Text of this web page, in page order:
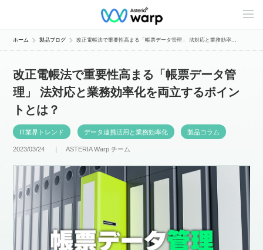
C
n
e
ホーム 製品ブログ 改正電帳法で重要性高まる「帳票データ管理」 法対応と業務効率...
改正電帳法で重要性高まる「帳票データ管
理」 法対応と業務効率化を両立するポイン
トとは？
IT業界トレンド データ連携活用と業務効率化 製品コラム
2023/03/24 ｜ASTERIA Warp チーム